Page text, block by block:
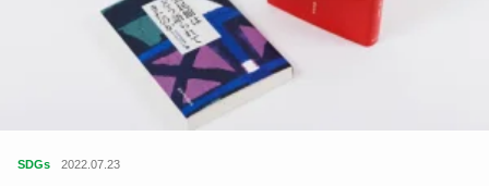
SDGs 2022.07.23